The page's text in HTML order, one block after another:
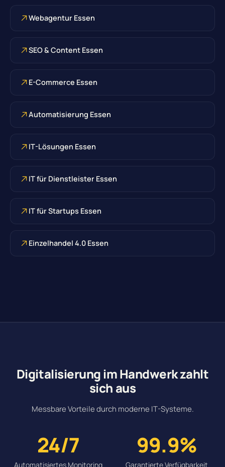
Webagentur Essen
SEO & Content Essen
E-Commerce Essen
Automatisierung Essen
IT-Lösungen Essen
IT für Dienstleister Essen
IT für Startups Essen
Einzelhandel 4.0 Essen
Digitalisierung im Handwerk zahlt
sich aus
Messbare Vorteile durch moderne IT-Systeme.
24/7
Automatisiertes Monitoring
99.9%
Garantierte Verfügbarkeit